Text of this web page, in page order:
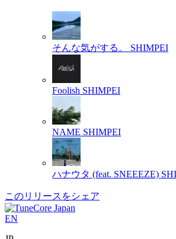
そんな気がする。 SHIMPEI
Foolish SHIMPEI
NAME SHIMPEI
ハナウタ (feat. SNEEEZE)
このリリースをシェア
EN